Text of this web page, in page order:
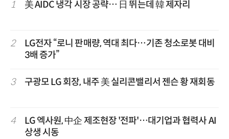
1 美 AIDC 냉각 시장 공략… 日 뛰는데 韓 제자리
2
LG전자 “로니 판매량, 역대 최다…기존 청소로봇 대비
3배 증가”
3 구광모 LG 회장, 내주 美 실리콘밸리서 젠슨 황 재회동
4
LG 엑사원, 中企 제조현장 '전파'…대기업과 협력사 AI
상생 시동